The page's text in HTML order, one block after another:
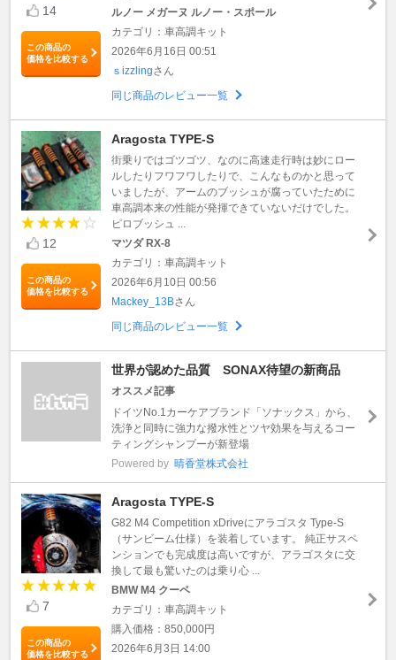
14
この商品の
価格を比較する
ルノー メガーヌ ルノー・スポール
カテゴリ：車高調キット
2026年6月16日 00:51
ｓizzlingさん
同じ商品のレビュー一覧
12
この商品の
価格を比較する
Aragosta TYPE-S
街乗りではゴツゴツ、なのに高速走行時は妙にロー
ルしたりフワフワしたりで、こんなものかと思って
いましたが、アームのブッシュが腐っていたために
車高調本来の性能が発揮できていないだけでした。
ピロブッシュ ...
マツダ RX-8
カテゴリ：車高調キット
2026年6月10日 00:56
Mackey_13Bさん
同じ商品のレビュー一覧
世界が認めた品質 SONAX待望の新商品
オススメ記事
ドイツNo.1カーケアブランド「ソナックス」から、
洗浄と同時に強力な撥水性とツヤ効果を与えるコー
ティングシャンプーが新登場
Powered by 晴香堂株式会社
7
この商品の
価格を比較する
Aragosta TYPE-S
G82 M4 Competition xDriveにアラゴスタ Type-S
（サンビーム仕様）を装着しています。 純正サスペ
ンションでも完成度は高いですが、アラゴスタに交
換して最も驚いたのは乗り心 ...
BMW M4 クーペ
カテゴリ：車高調キット
購入価格：850,000円
2026年6月3日 14:00